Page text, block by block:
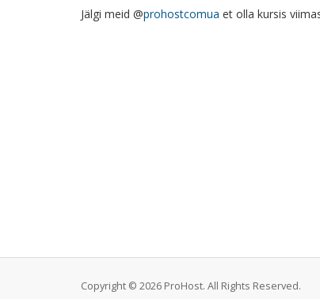
Jälgi meid @prohostcomua et olla kursis
Copyright © 2026 ProHost. All Rights Reserved.